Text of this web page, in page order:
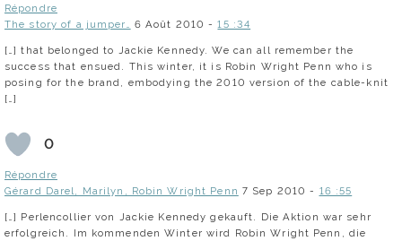
Répondre
The story of a jumper… 6 Août 2010 -15 :34
[…] that belonged to Jackie Kennedy. We can all remember the
success that ensued. This winter, it is Robin Wright Penn who is
posing for the brand, embodying the 2010 version of the cable-knit
[…]
0
Répondre
Gérard Darel, Marilyn, Robin Wright Penn 7 Sep 2010 - 16 :55
[…] Perlencollier von Jackie Kennedy gekauft. Die Aktion war sehr
erfolgreich. Im kommenden Winter wird Robin Wright Penn, die